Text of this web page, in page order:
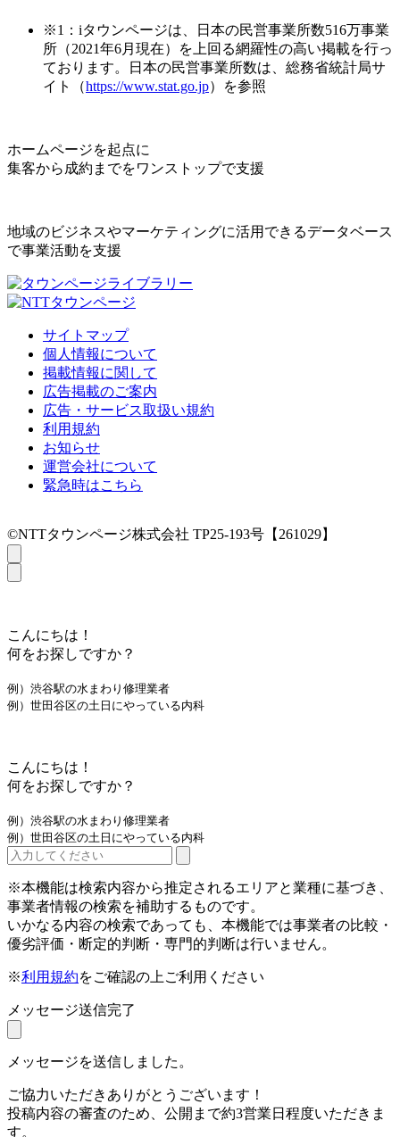
※1：iタウンページは、日本の民営事業所数516万事業
所（2021年6月現在）を上回る網羅性の高い掲載を行っ
ております。日本の民営事業所数は、総務省統計局サ
イト（https://www.stat.go.jp）を参照
ホームページを起点に
集客から成約までをワンストップで支援
地域のビジネスやマーケティングに活用できるデータベース
で事業活動を支援
サイトマップ
個人情報について
掲載情報に関して
広告掲載のご案内
広告・サービス取扱い規約
利用規約
お知らせ
運営会社について
緊急時はこちら
©NTTタウンページ株式会社 TP25-193号【261029】
こんにちは！
何をお探しですか？
例）渋谷駅の水まわり修理業者
例）世田谷区の土日にやっている内科
こんにちは！
何をお探しですか？
例）渋谷駅の水まわり修理業者
例）世田谷区の土日にやっている内科
※本機能は検索内容から推定されるエリアと業種に基づき、
事業者情報の検索を補助するものです。
いかなる内容の検索であっても、本機能では事業者の比較・
優劣評価・断定的判断・専門的判断は行いません。
※利用規約をご確認の上ご利用ください
メッセージ送信完了
メッセージを送信しました。
ご協力いただきありがとうございます！
投稿内容の審査のため、公開まで約3営業日程度いただきま
す。